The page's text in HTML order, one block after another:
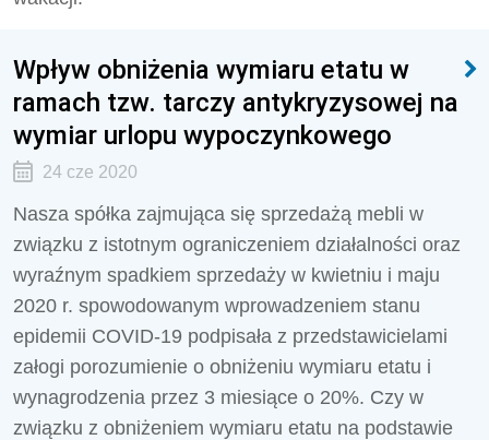
Wpływ obniżenia wymiaru etatu w
ramach tzw. tarczy antykryzysowej na
wymiar urlopu wypoczynkowego
24 cze 2020
Nasza spółka zajmująca się sprzedażą mebli w
związku z istotnym ograniczeniem działalności oraz
wyraźnym spadkiem sprzedaży w kwietniu i maju
2020 r. spowodowanym wprowadzeniem stanu
epidemii COVID-19 podpisała z przedstawicielami
załogi porozumienie o obniżeniu wymiaru etatu i
wynagrodzenia przez 3 miesiące o 20%. Czy w
związku z obniżeniem wymiaru etatu na podstawie